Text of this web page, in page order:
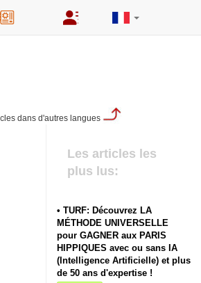
dans d'autres langues
Les articles les
plus lus:
• TURF: Découvrez LA
MÉTHODE UNIVERSELLE
pour GAGNER aux PARIS
HIPPIQUES avec ou sans IA
(Intelligence Artificielle) et plus
de 50 ans d'expertise !